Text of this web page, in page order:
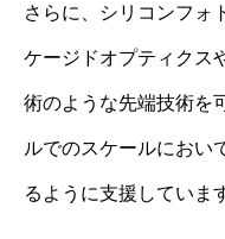
さらに、シリコンフォ
ケージドオプティクス
術のような先端技術を
ルでのスケールにおい
るように支援していま